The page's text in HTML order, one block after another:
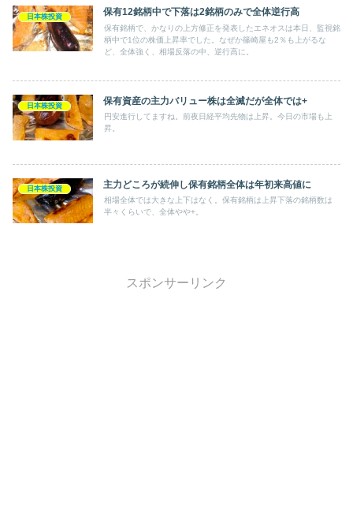
日本株投資 保有12銘柄中で下落は2銘柄のみで全体逆行高
保有銘柄で、かなりの上方修正を発表したエネオスは本日、監視銘
柄中で1位の株価上昇率でした。なぜか篠崎屋も2％も上がるな
ど、全体強く、相場反落の中、逆行高に。
日本株投資 保有資産の主力バリュー株は全滅だが全体では+
円安進行してますね。前夜日経平均先物は上昇。今日の市場も上
昇。
日本株投資 主力どころが続伸し保有銘柄全体は年初来高値に
相場全体では大きな上下はなく。保有銘柄は上昇下落の銘柄数は
半々くらいで、全体やや+。
スポンサーリンク